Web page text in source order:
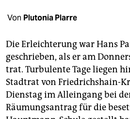
veranstaltungen
fragen & hilfe
unterstützen
abo
genossenschaft
Von Plutonia Plarre
Die Erleichterung war Hans
geschrieben, als er am
trat. Turbulente Tage liegen
Stadtrat von Friedrichshain-
Dienstag im Alleingang bei
Räumungsantrag für die